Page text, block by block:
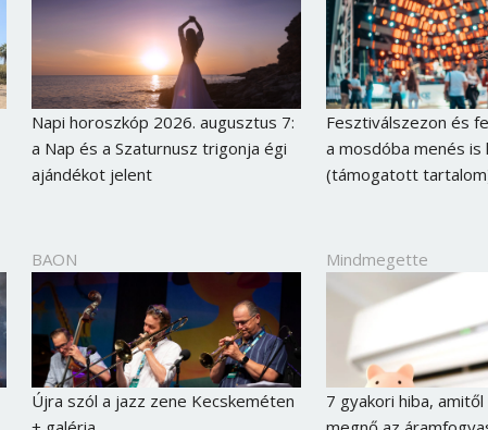
Napi horoszkóp 2026. augusztus 7:
a Nap és a Szaturnusz trigonja égi
ajándékot jelent
Fesztiválszezon és
a mosdóba menés is
(támogatott
BAON
Újra szól a jazz zene Kecskeméten
Mindmegette
7 gyakori hiba, amitől